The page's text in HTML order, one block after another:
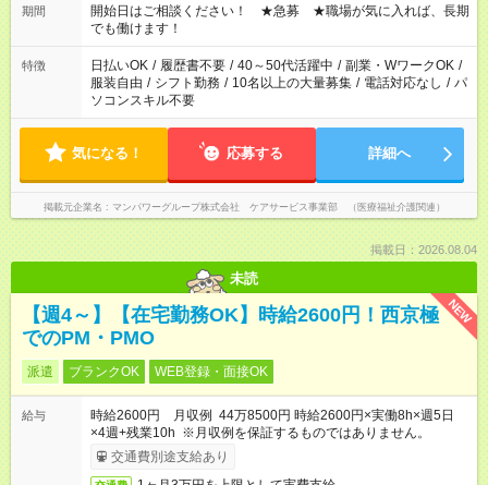
ん ※法令に基づき、週20時間以上勤務は社会保険への加入対象
となります ※労働者派遣法（日雇い派遣の原則禁止）により、
短時間・短期間の就業はご案内が難しい場合があります
期間
開始日はご相談ください！ ★急募 ★職場が気に入れば、長期
でも働けます！
特徴 日払いOK / 履歴書不要 / 40～50代活躍中 / 副業・WワークOK /
服装自由 / シフト勤務 / 10名以上の大量募集 / 電話対応なし / パ
ソコンスキル不要
気になる！ 応募する 詳細へ
掲載元企業名 マンパワーグループ株式会社 ケアサービス事業部 （医療福祉介護関連）
掲載日：2026.08.04
未読
NEW
【週4～】【在宅勤務OK】時給2600円！西京極
でのPM・PMO
派遣 ブランクOK WEB登録・面接OK
給与
時給2600円 月収例 44万8500円 時給2600円×実働8h×週5日
×4週+残業10h ※月収例を保証するものではありません。
交通費別途支給あり